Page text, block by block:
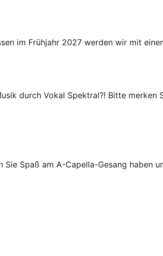
im Frühjahr 2027 werden wir mit
durch Vokal Spektral?! Bitte merken
Spaß am A-Capella-Gesang haben